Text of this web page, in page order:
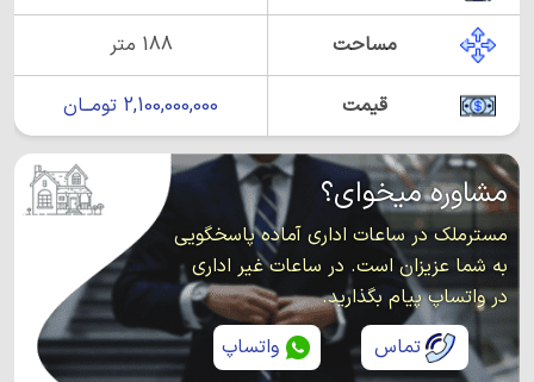
مساحت 188 متر
قیمت 2,100,000,000 تومــان
مشاوره میخوای؟
مسترملک در ساعات اداری آماده پاسخگویی
به شما عزیزان است. در ساعات غیر اداری
در واتساپ پیام بگذارید.
تماس
واتساپ